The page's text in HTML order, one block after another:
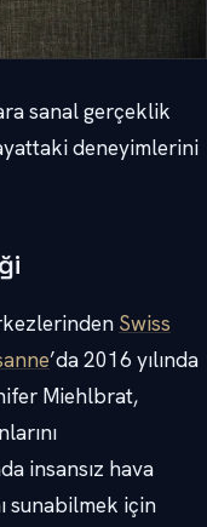
sanal gerçeklik
deneyimlerini
Swiss
’da 2016 yılında
Miehlbrat,
insansız hava
sunabilmek için